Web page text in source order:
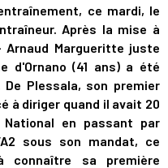
ce mardi, le
Après la mise à
Arnaud Margueritte juste
d'Ornano (41 ans) a été
Plessala, son premier
à diriger quand il avait 20
en passant par
sous son mandat, ce
connaître sa première